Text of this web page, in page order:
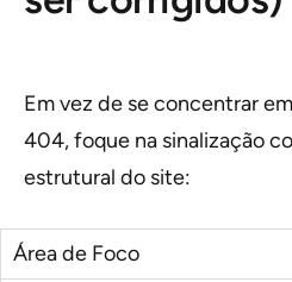
Em vez de se concentrar
404, foque na sinalização
estrutural do site: